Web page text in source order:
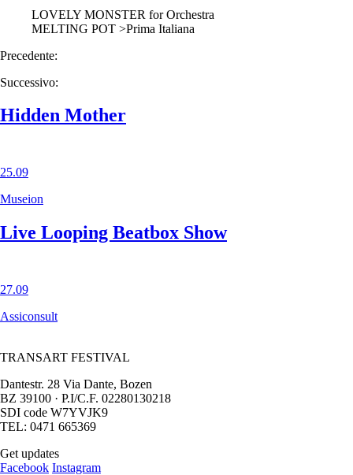
LOVELY MONSTER for Orchestra
MELTING POT >Prima Italiana
Precedente:
Successivo:
Hidden Mother
25.09
Museion
Live Looping Beatbox Show
27.09
Assiconsult
TRANSART FESTIVAL
Dantestr. 28 Via Dante, Bozen
BZ 39100 · P.I/C.F. 02280130218
SDI code W7YVJK9
TEL: 0471 665369
Get updates
Facebook Instagram